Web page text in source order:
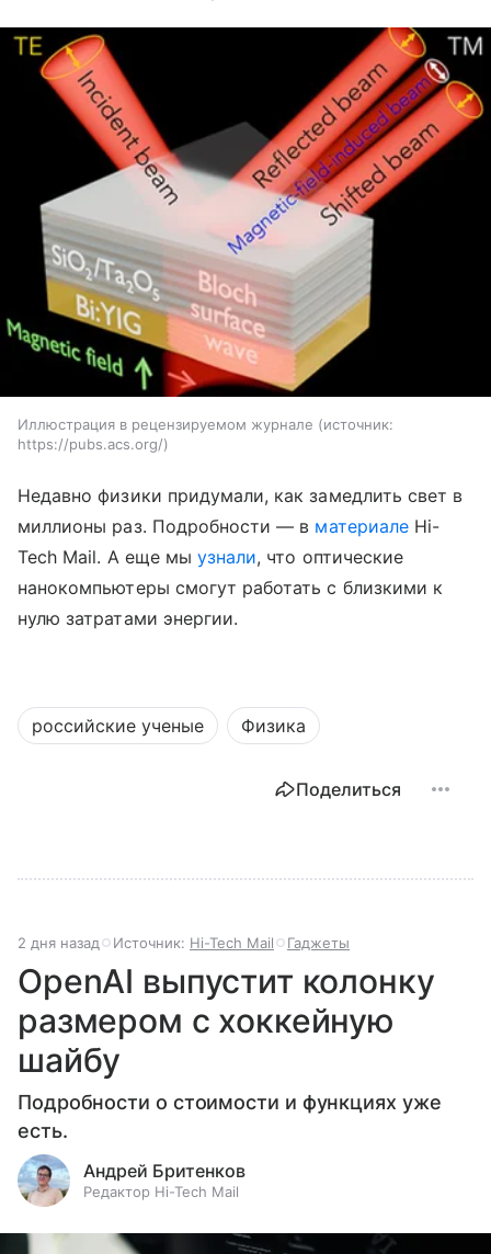
Иллюстрация в рецензируемом журнале
источник:
https://pubs.acs.org/
Недавно физики придумали, как замедлить свет в
миллионы раз. Подробности — в материалеHi-
Tech Mail. А еще мы узнали, что оптические
нанокомпьютеры смогут работать с близкими к
нулю затратами энергии.
российские ученые Физика
Поделиться
2 дня назад Источник: Hi-Tech Mail Гаджеты
OpenAI выпустит колонку
размером с хоккейную
шайбу
Подробности о стоимости и функциях уже
есть.
Андрей Бритенков
Редактор Hi-Tech Mail